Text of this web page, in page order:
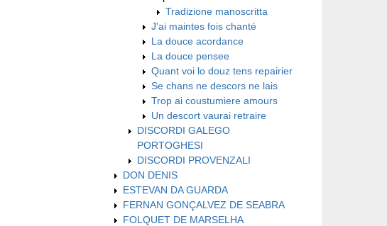
Tradizione manoscritta
J'ai maintes fois chanté
La douce acordance
La douce pensee
Quant voi lo douz tens repairier
Se chans ne descors ne lais
Trop ai coustumiere amours
Un descort vaurai retraire
DISCORDI GALEGO
PORTOGHESI
DISCORDI PROVENZALI
DON DENIS
ESTEVAN DA GUARDA
FERNAN GONÇALVEZ DE SEABRA
FOLQUET DE MARSELHA